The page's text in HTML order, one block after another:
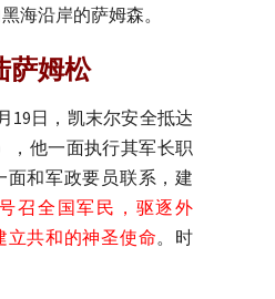
海沿岸的萨姆森。
萨姆松
19日，凯末尔安全抵达
，他一面执行其军长职
面和军政要员联系，建
召全国军民，驱逐外
立共和的神圣使命。时